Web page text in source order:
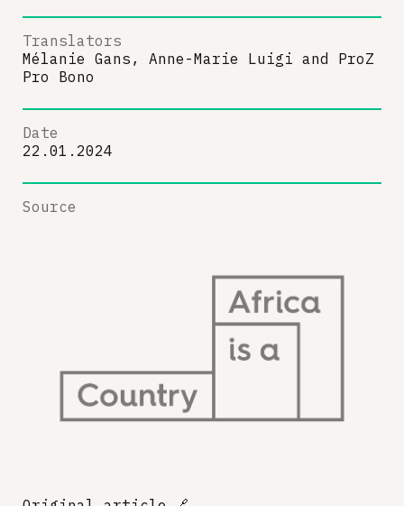
Translators
Mélanie Gans, Anne-Marie Luigi and ProZ
Pro Bono
Date
22.01.2024
Source